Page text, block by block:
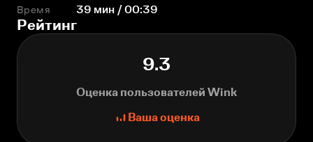
Время 39 мин / 00:39
Рейтинг
9.3
Оценка пользователей Wink
Ваша оценка